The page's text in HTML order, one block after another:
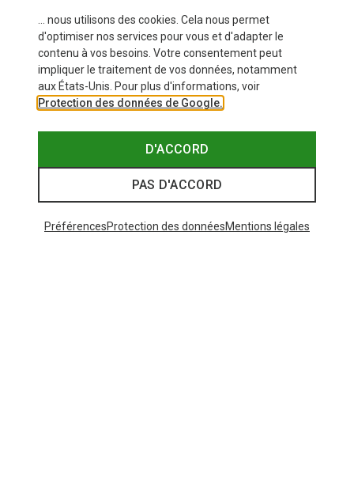
... nous utilisons des cookies. Cela nous permet
d'optimiser nos services pour vous et d'adapter le
contenu à vos besoins. Votre consentement peut
impliquer le traitement de vos données, notamment
aux États-Unis. Pour plus d'informations, voir
Protection des données de Google.
D'ACCORD
PAS D'ACCORD
PréférencesProtection des donnéesMentions légales